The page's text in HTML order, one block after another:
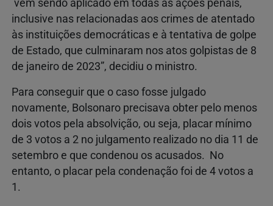
vem sendo aplicado em todas as ações penais,
inclusive nas relacionadas aos crimes de atentado
às instituições democráticas e à tentativa de golpe
de Estado, que culminaram nos atos golpistas de 8
de janeiro de 2023”, decidiu o ministro.
Para conseguir que o caso fosse julgado
novamente, Bolsonaro precisava obter pelo menos
dois votos pela absolvição, ou seja, placar mínimo
de 3 votos a 2 no julgamento realizado no dia 11 de
setembro e que condenou os acusados. No
entanto, o placar pela condenação foi de 4 votos a
1.